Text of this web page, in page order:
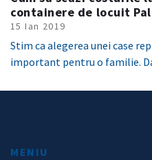
containere de locuit
15 Ian 2019
Stim ca alegerea unei case
important pentru o familie.
MENIU